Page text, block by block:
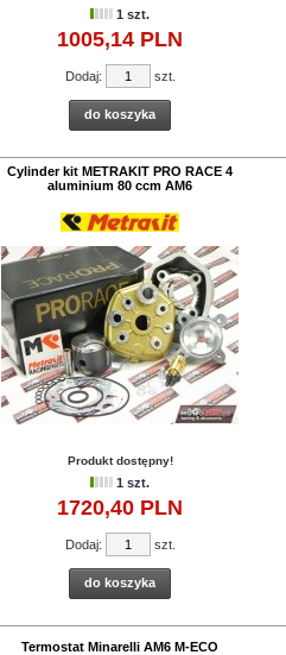
1 szt.
1005,14 PLN
Dodaj: szt.
do koszyka
Cylinder kit METRAKIT PRO RACE 4
aluminium 80 ccm AM6
Produkt dostępny!
1 szt.
1720,40 PLN
Dodaj: szt.
do koszyka
Termostat Minarelli AM6 M-ECO